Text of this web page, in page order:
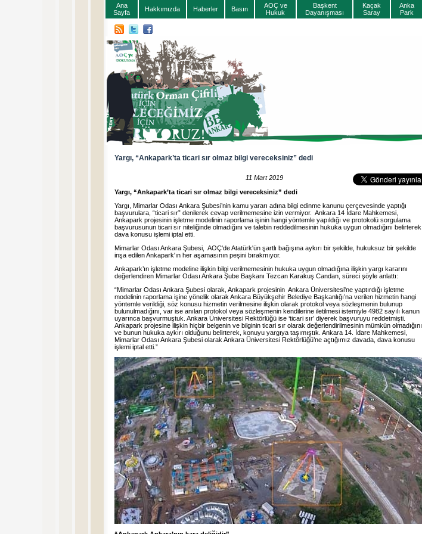
Ana
Sayfa
Hakkımızda Haberler Basın
AOÇ ve
Hukuk
Başkent
Dayanışması
Kaçak
Saray
Anka
Park
Yargı, “Ankapark’ta ticari sır olmaz bilgi vereceksiniz” dedi
11 Mart 2019
Yargı, “Ankapark’ta ticari sır olmaz bilgi vereceksiniz” dedi
Yargı, Mimarlar Odası Ankara Şubesi’nin kamu yararı adına bilgi edinme kanunu çerçevesinde yaptığı
başvurulara, “ticari sır” denilerek cevap verilmemesine izin vermiyor. Ankara 14 İdare Mahkemesi,
Ankapark projesinin işletme modelinin raporlama işinin hangi yöntemle yapıldığı ve protokolü sorgulama
başvurusunun ticari sır niteliğinde olmadığını ve talebin reddedilmesinin hukuka uygun olmadığını belirterek,
dava konusu işlemi iptal etti.
Mimarlar Odası Ankara Şubesi, AOÇ'de Atatürk'ün şartlı bağışına aykırı bir şekilde, hukuksuz bir şekilde
inşa edilen Ankapark'ın her aşamasının peşini bırakmıyor.
Ankapark’ın işletme modeline ilişkin bilgi verilmemesinin hukuka uygun olmadığına ilişkin yargı kararını
değerlendiren Mimarlar Odası Ankara Şube Başkanı Tezcan Karakuş Candan, süreci şöyle anlattı:
“Mimarlar Odası Ankara Şubesi olarak, Ankapark projesinin Ankara Üniversitesi'ne yaptırdığı işletme
modelinin raporlama işine yönelik olarak Ankara Büyükşehir Belediye Başkanlığı’na verilen hizmetin hangi
yöntemle verildiği, söz konusu hizmetin verilmesine ilişkin olarak protokol veya sözleşmenin bulunup
bulunulmadığını, var ise anılan protokol veya sözleşmenin kendilerine iletilmesi istemiyle 4982 sayılı kanun
uyarınca başvurmuştuk. Ankara Üniversitesi Rektörlüğü ise ‘ticari sır’ diyerek başvuruyu reddetmişti.
Ankapark projesine ilişkin hiçbir belgenin ve bilginin ticari sır olarak değerlendirilmesinin mümkün olmadığını
ve bunun hukuka aykırı olduğunu belirterek, konuyu yargıya taşımıştık. Ankara 14. İdare Mahkemesi,
Mimarlar Odası Ankara Şubesi olarak Ankara Üniversitesi Rektörlüğü’ne açtığımız davada, dava konusu
işlemi iptal etti.”